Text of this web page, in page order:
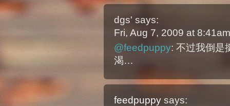
dgs' says:
Fri, Aug 7, 2009 at
@feedpuppy: 不过我倒是
渴…
feedpuppy says: